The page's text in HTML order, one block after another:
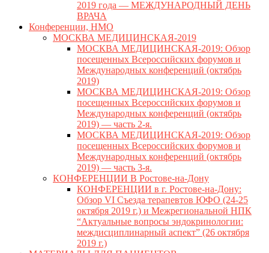
2019 года — МЕЖДУНАРОДНЫЙ ДЕНЬ
ВРАЧА
Конференции, НМО
МОСКВА МЕДИЦИНСКАЯ-2019
МОСКВА МЕДИЦИНСКАЯ-2019: Обзор
посещенных Всероссийских форумов и
Международных конференций (октябрь
2019)
МОСКВА МЕДИЦИНСКАЯ-2019: Обзор
посещенных Всероссийских форумов и
Международных конференций (октябрь
2019) — часть 2-я.
МОСКВА МЕДИЦИНСКАЯ-2019: Обзор
посещенных Всероссийских форумов и
Международных конференций (октябрь
2019) — часть 3-я.
КОНФЕРЕНЦИИ В Ростове-на-Дону
КОНФЕРЕНЦИИ в г. Ростове-на-Дону:
Обзор VI Съезда терапевтов ЮФО (24-25
октября 2019 г.) и Межрегиональной НПК
“Актуальные вопросы эндокринологии:
междисциплинарный аспект” (26 октября
2019 г.)